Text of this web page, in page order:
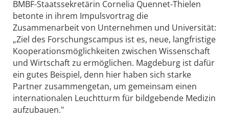
BMBF-Staatssekretärin Cornelia Quennet-Thielen
betonte in ihrem Impulsvortrag die
Zusammenarbeit von Unternehmen und Universität:
„Ziel des Forschungscampus ist es, neue, langfristige
Kooperationsmöglichkeiten zwischen Wissenschaft
und Wirtschaft zu ermöglichen. Magdeburg ist dafür
ein gutes Beispiel, denn hier haben sich starke
Partner zusammengetan, um gemeinsam einen
internationalen Leuchtturm für bildgebende Medizin
aufzubauen."